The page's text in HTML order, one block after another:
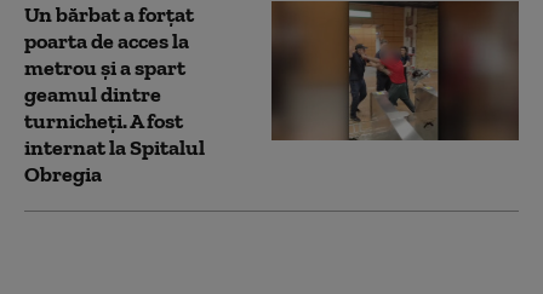
Un bărbat a forțat
poarta de acces la
metrou și a spart
geamul dintre
turnicheți. A fost
internat la Spitalul
Obregia